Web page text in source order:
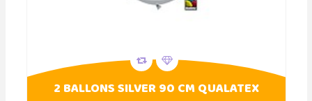
2 BALLONS SILVER 90 CM QUALATEX